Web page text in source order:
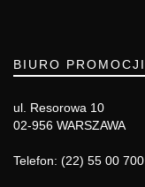
BIURO
ul. Resorowa 10
02-956 WARSZAWA
Telefon: (22) 55 00 700